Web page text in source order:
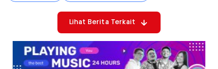
Lihat Berita Terkait